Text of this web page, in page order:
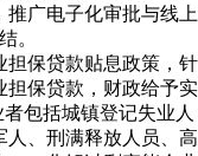
广电子化审批与线上
。
担保贷款贴息政策，针
担保贷款，财政给予实
包括城镇登记失业人
人、刑满释放人员、高